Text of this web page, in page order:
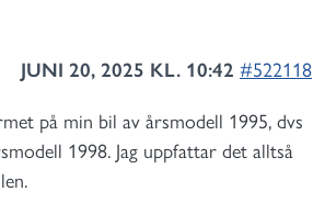
JUNI 20, 2025 KL. 10:42 #522118
på min bil av årsmodell 1995, dvs
1998. Jag uppfattar det alltså